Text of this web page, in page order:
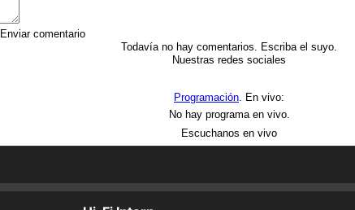
Enviar comentario
Todavía no hay comentarios. Escriba el suyo.
Nuestras redes sociales
Programación . En vivo:
No hay programa en vivo.
Escuchanos en vivo